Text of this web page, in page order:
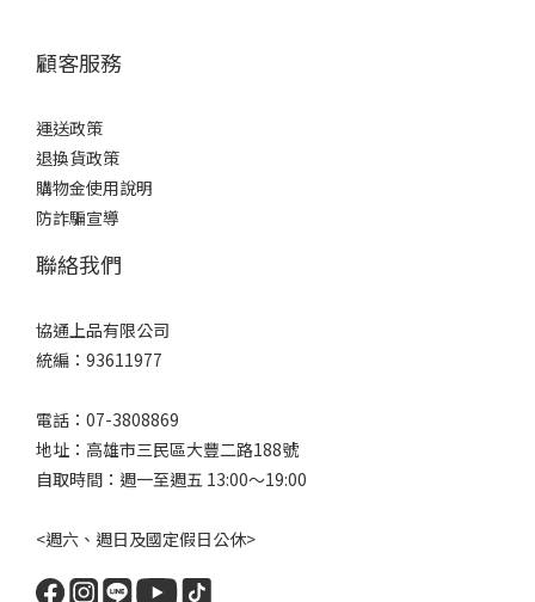
顧客服務
運送政策
退換貨政策
購物金使用說明
防詐騙宣導
聯絡我們
協通上品有限公司
統編：93611977
電話：07-3808869
地址：高雄市三民區大豐二路188號
自取時間：週一至週五 13:00～19:00
<週六、週日及國定假日公休>